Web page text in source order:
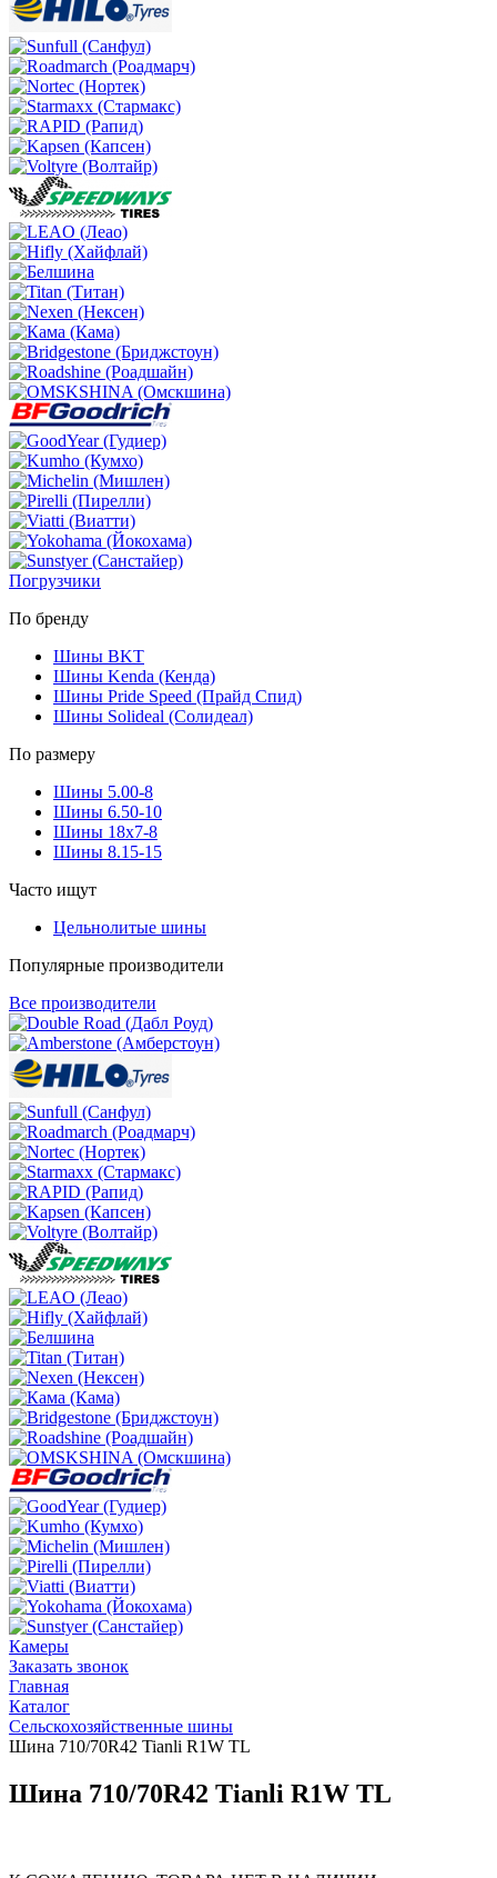
Погрузчики
По бренду
Шины BKT
Шины Kenda (Кенда)
Шины Pride Speed (Прайд Спид)
Шины Solideal (Солидеал)
По размеру
Шины 5.00-8
Шины 6.50-10
Шины 18x7-8
Шины 8.15-15
Часто ищут
Цельнолитые шины
Популярные производители
Все производители
Камеры
Заказать звонок
Главная
Каталог
Сельскохозяйственные шины
Шина 710/70R42 Tianli R1W TL
Шина 710/70R42 Tianli R1W TL